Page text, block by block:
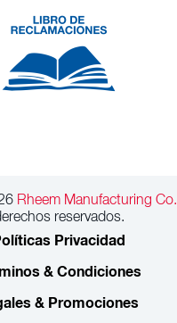
Rheem Manufacturing Co.
reservados.
Privacidad
& Condiciones
& Promociones